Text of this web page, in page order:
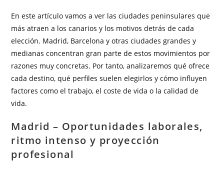
En este artículo vamos a ver las ciudades peninsulares que
más atraen a los canarios y los motivos detrás de cada
elección. Madrid, Barcelona y otras ciudades grandes y
medianas concentran gran parte de estos movimientos por
razones muy concretas. Por tanto, analizaremos qué ofrece
cada destino, qué perfiles suelen elegirlos y cómo influyen
factores como el trabajo, el coste de vida o la calidad de
vida.
Madrid – Oportunidades laborales,
ritmo intenso y proyección
profesional